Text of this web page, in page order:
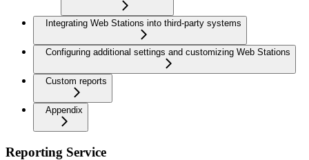
Integrating Web Stations into third-party systems
Configuring additional settings and customizing Web Stations
Custom reports
Appendix
Reporting Service